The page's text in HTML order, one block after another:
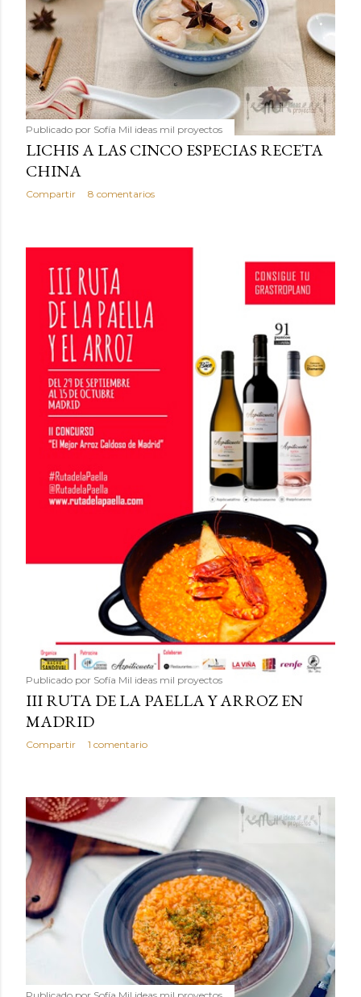
Publicado por Sofía Mil ideas mil proyectos
LICHIS A LAS CINCO ESPECIAS RECETA
CHINA
Compartir 8 comentarios
Publicado por Sofía Mil ideas mil proyectos
III RUTA DE LA PAELLA Y ARROZ EN
MADRID
Compartir 1 comentario